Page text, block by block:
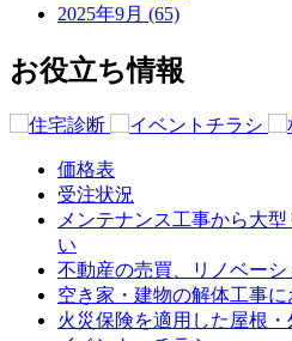
2025年9月 (65)
お役立ち情報
価格表
受注状況
メンテナンス工事から大
い
不動産の売買、リノベー
空き家・建物の解体工事
火災保険を適用した屋根・